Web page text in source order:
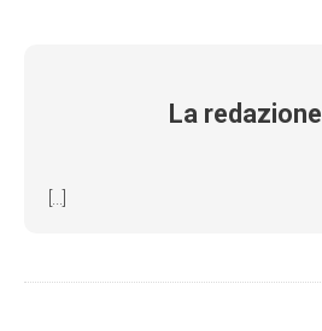
La redazione
[...]